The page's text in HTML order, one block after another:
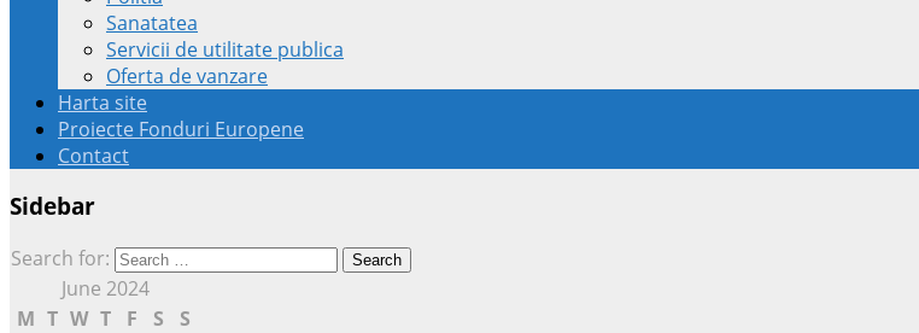
Sanatatea
Servicii de utilitate publica
Oferta de vanzare
Harta site
Proiecte Fonduri Europene
Contact
Sidebar
Search for:
June 2024
M T W T F S
S